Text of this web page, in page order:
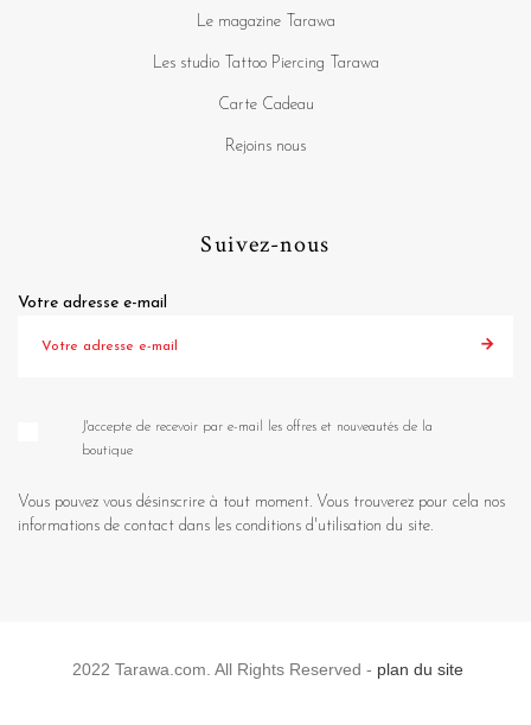
Le magazine Tarawa
Les studio Tattoo Piercing Tarawa
Carte Cadeau
Rejoins nous
Suivez-nous
Votre adresse e-mail
J'accepte de recevoir par e-mail les offres et nouveautés de la
boutique
Vous pouvez vous désinscrire à tout moment. Vous trouverez pour cela nos
informations de contact dans les conditions d'utilisation du site.
2022 Tarawa.com. All Rights Reserved - plan du site